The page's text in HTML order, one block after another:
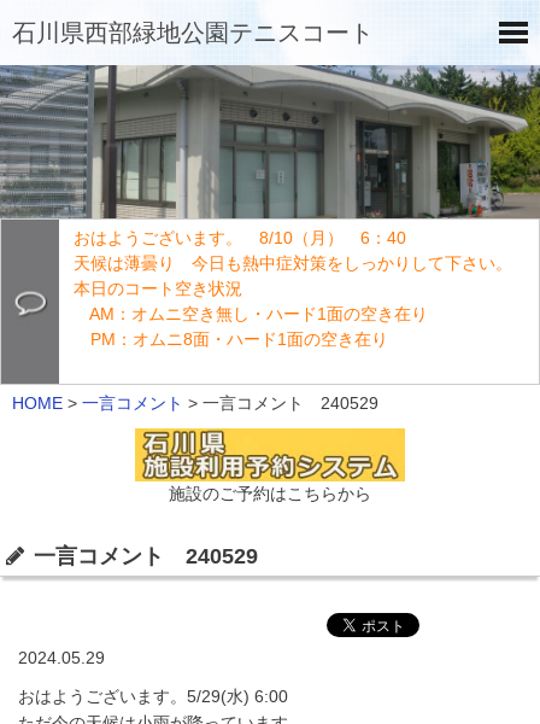
石川県西部緑地公園テニスコート
おはようございます。 8/10（月） 6：40
天候は薄曇り 今日も熱中症対策をしっかりして下さい。
本日のコート空き状況
AM：オムニ空き無し・ハード1面の空き在り
PM：オムニ8面・ハード1面の空き在り
HOME > 一言コメント > 一言コメント 240529
施設のご予約はこちらから
一言コメント 240529
2024.05.29
おはようございます。5/29(水) 6:00